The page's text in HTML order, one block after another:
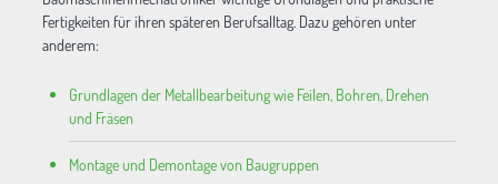
Fertigkeiten für ihren späteren Berufsalltag. Dazu gehören unter
anderem:
Grundlagen der Metallbearbeitung wie Feilen, Bohren, Drehen
und Fräsen
Montage und Demontage von Baugruppen